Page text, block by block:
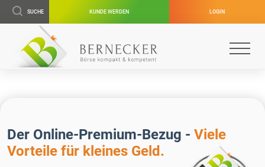
SUCHE KUNDE WERDEN LOGIN
Der Online-Premium-Bezug - Viele
Vorteile für kleines Geld.